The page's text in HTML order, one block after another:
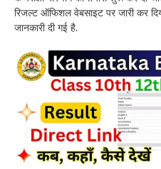
रिजल्ट ऑफिशल वेबसाइट पर जारी कर
जानकारी दी गई है.